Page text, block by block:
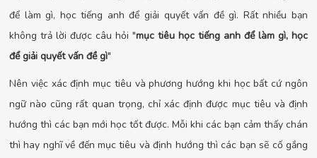
để làm gì, học tiếng anh để giải quyết vấn đề gì. Rất nhiều bạn
không trả lời được câu hỏi "mục tiêu học tiếng anh để làm gì, học
để giải quyết vấn đề gì"
Nên việc xác định mục tiêu và phương hướng khi học bất cứ ngôn
ngữ nào cũng rất quan trọng, chỉ xác định được mục tiêu và định
hướng thì các bạn mới học tốt được. Mỗi khi các bạn cảm thấy chán
thì hay nghĩ về đến mục tiêu và định hướng thì các bạn sẽ cố gắng